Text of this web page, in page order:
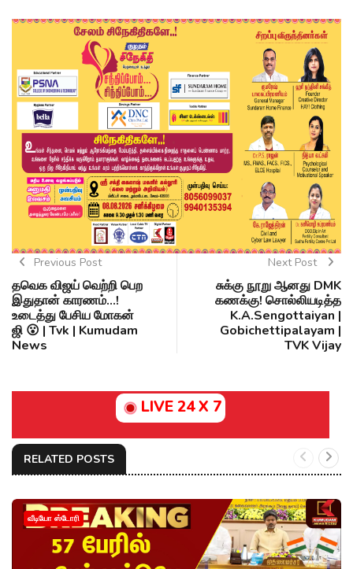
Previous Post
தவெக விஜய் வெற்றி பெற
இதுதான் காரணம்...!
உடைத்து பேசிய மோகன்
ஜி 😮 | Tvk | Kumudam
News
Next Post
சுக்கு நூறு ஆனது DMK
கணக்கு! சொல்லியடித்த
K.A.Sengottaiyan |
Gobichettipalayam |
TVK Vijay
LIVE 24 X 7
RELATED POSTS
வீடியோ ஸ்டோரி